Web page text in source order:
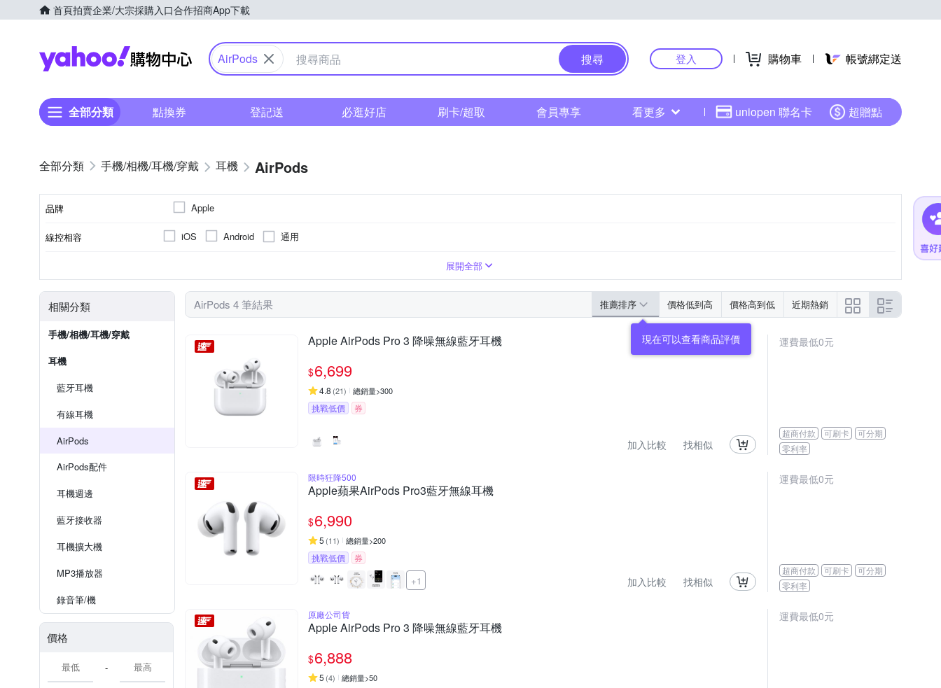
首頁拍賣企業/大宗採購入口合作招商App下載
Yahoo購物中心
AirPods 搜尋 登入 購物車 帳號綁定送
全部分類 點換券 登記送 必逛好店 刷卡/超取 會員專享 看更多 uniopen 聯名卡 超贈點
手機/相機/耳機/穿戴 耳機 AirPods
品牌 Apple
線控相容 iOS Android 通用
展開全部
相關分類
手機/相機/耳機/穿戴
耳機
藍牙耳機
有線耳機
AirPods
AirPods配件
耳機週邊
藍牙接收器
耳機擴大機
MP3播放器
錄音筆/機
價格
-
AirPods 4 筆結果 推薦排序 價格低到高 價格高到低 近期熱銷
現在可以查看商品評價
Apple AirPods Pro 3 降噪無線藍牙耳機
$6,699
4.8 (21) 總銷量>300
挑戰低價 券
加入比較 找相似
運費最低0元
超商付款 可刷卡
可分期
零利率
限時狂降500
Apple蘋果AirPods Pro3藍牙無線耳機
$6,990
5 (11) 總銷量>200
挑戰低價 券
+1 加入比較 找相似
運費最低0元
超商付款 可刷卡
可分期
零利率
原廠公司貨
Apple AirPods Pro 3 降噪無線藍牙耳機
$6,888
5 (4) 總銷量>50
運費最低0元